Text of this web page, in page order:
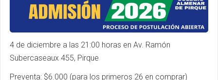
4 de diciembre a las 21:00 horas en Av. Ramón
Subercaseaux 455, Pirque
Preventa: $6.000 (para los primeros 26 en comprar)